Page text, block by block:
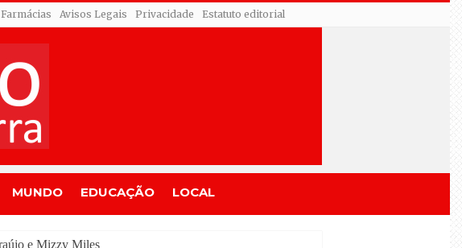
Farmácias Avisos Legais Privacidade Estatuto editorial
MUNDO EDUCAÇÃO LOCAL